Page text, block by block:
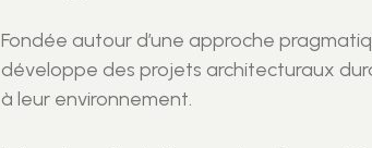
Fondée autour d’une approche
développe des projets architecturaux
à leur environnement.